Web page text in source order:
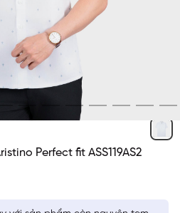
Perfect fit ASS119AS2